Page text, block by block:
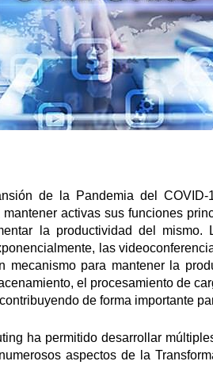
de la Pandemia del COVID-
mantener activas sus funciones
la productividad del
las
mecanismo para mantener la
el procesamiento de
de forma importante
ha permitido desarrollar
aspectos de la